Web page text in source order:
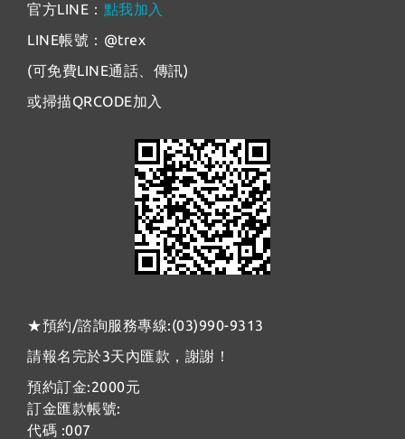
官方LINE： 點我加入
LINE帳號：@trex
(可免費LINE通話、傳訊)
或掃描QRCODE加入
★預約/諮詢服務專線:(03)990-9313
請報名完於3天內匯款，謝謝！
預約訂金:2000元
訂金匯款帳號:
代碼 :007